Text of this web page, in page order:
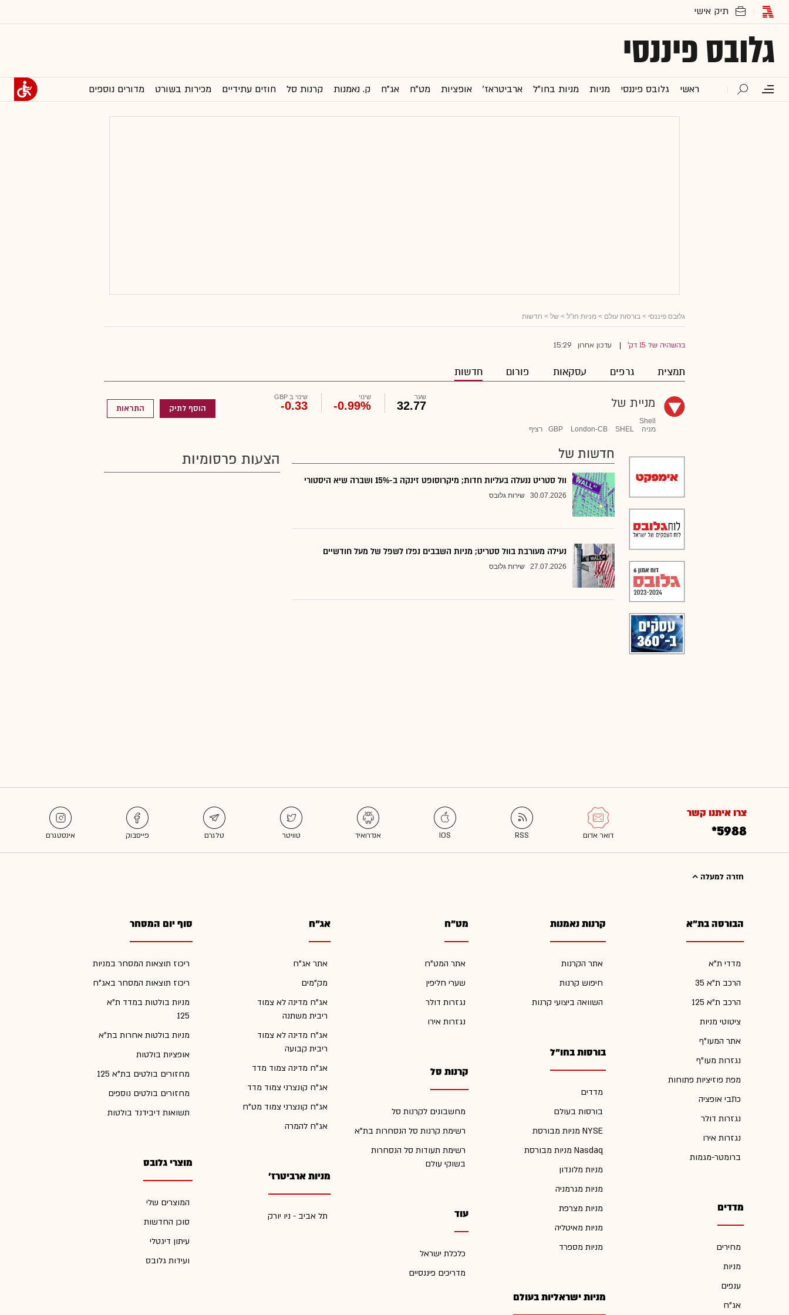
גלובס פיננסי
ראשי גלובס פיננסי מניות מניות בחו"ל ארביטראז' אופציות מט"ח אג"ח ק. נאמנות קרנות סל חוזים עתידיים מכירות בשורט מדורים נוספים
גלובס פיננסי > בורסות עולם > מניות חו"ל > של > חדשות
בהשהיה של 15 דק' עדכון אחרון 15:29
תמצית גרפים עסקאות פורום חדשות
מניית של
Shell
מניה
SHEL
London-CB
GBP רציף
שער
32.77
שינוי
-0.99%
שינוי ב GBP
-0.33 הוסף לתיק התראות
חדשות של
וול סטריט ננעלה בעליות חדות; מיקרוסופט זינקה ב-15% ושברה שיא היסטורי
30.07.2026 שירות גלובס
נעילה מעורבת בוול סטריט; מניות השבבים נפלו לשפל של מעל חודשיים
27.07.2026 שירות גלובס
הצעות פרסומיות
צרו איתנו קשר
*5988
חזרה למעלה
הבורסה בת"א
מדדי ת"א
הרכב ת"א 35
הרכב ת"א 125
ציטוטי מניות
אתר המעו"ף
נגזרות מעו"ף
מפת פוזיציות פתוחות
כתבי אופציה
נגזרות דולר
נגזרות אירו
ברומטר-מגמות
מדדים
מחירים
מניות
ענפים
אג"ח
קרנות נאמנות
אתר הקרנות
חיפוש קרנות
השוואה ביצועי קרנות
בורסות בחו"ל
מדדים
בורסות בעולם
מניות מבורסת NYSE
מניות מבורסת Nasdaq
מניות מלונדון
מניות מגרמניה
מניות מצרפת
מניות מאיטליה
מניות מספרד
מניות ישראליות בעולם
מט"ח
אתר המט"ח
שערי חליפין
נגזרות דולר
נגזרות אירו
קרנות סל
מחשבונים לקרנות סל
רשימת קרנות סל הנסחרות בת"א
רשימת תעודות סל הנסחרות
בשוקי עולם
עוד
כלכלת ישראל
מדריכים פיננסיים
אג"ח
אתר אג"ח
מק"מים
אג"ח מדינה לא צמוד
ריבית משתנה
אג"ח מדינה לא צמוד
ריבית קבועה
אג"ח מדינה צמוד מדד
אג"ח קונצרני צמוד מדד
אג"ח קונצרני צמוד מט"ח
אג"ח להמרה
מניות ארביטרז'
תל אביב - ניו יורק
סוף יום המסחר
ריכוז תוצאות המסחר במניות
ריכוז תוצאות המסחר באג"ח
מניות בולטות במדד ת"א
125
מניות בולטות אחרות בת"א
אופציות בולטות
מחזורים בולטים בת"א 125
מחזורים בולטים נוספים
תשואות דיבידנד בולטות
מוצרי גלובס
המוצרים שלי
סוכן החדשות
עיתון דיגטלי
ועידות גלובס